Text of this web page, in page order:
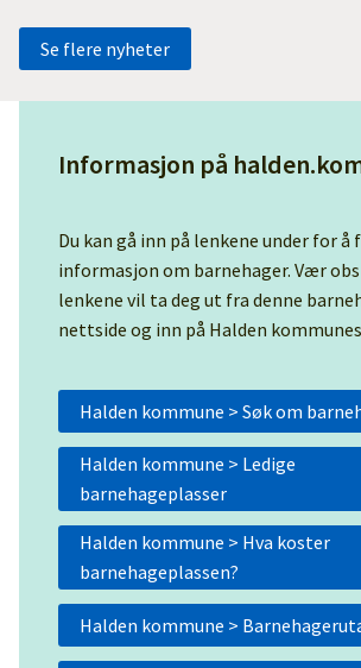
Se flere nyheter
Informasjon på
Du kan gå inn på lenkene under for
informasjon om barnehager. Vær obs
lenkene vil ta deg ut fra denne
nettside og inn på Halden
Halden kommune > Søk om
Halden kommune > Ledige
barnehageplasser
Halden kommune > Hva koster
barnehageplassen?
Halden kommune >